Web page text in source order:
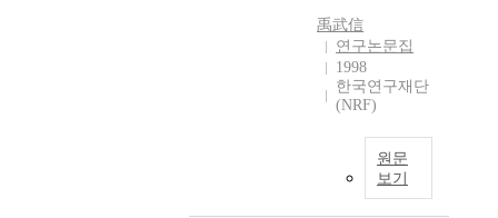
禹武信
연구논문집
1998
한국연구재단
(NRF)
원문
보기